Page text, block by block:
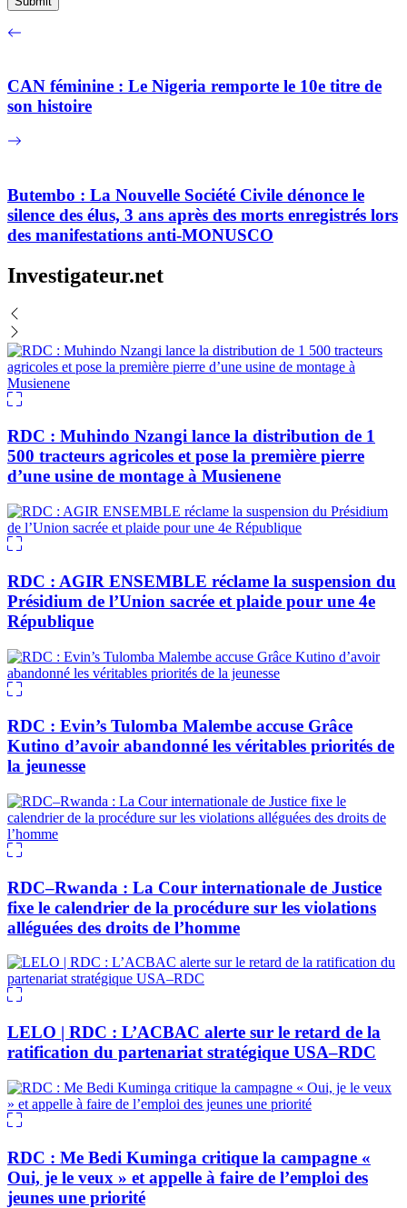
CAN féminine : Le Nigeria remporte le 10e titre de
son histoire
Butembo : La Nouvelle Société Civile dénonce le
silence des élus, 3 ans après des morts enregistrés lors
des manifestations anti-MONUSCO
Investigateur.net
RDC : Muhindo Nzangi lance la distribution de 1
500 tracteurs agricoles et pose la première pierre
d’une usine de montage à Musienene
RDC : AGIR ENSEMBLE réclame la suspension du
Présidium de l’Union sacrée et plaide pour une 4e
République
RDC : Evin’s Tulomba Malembe accuse Grâce
Kutino d’avoir abandonné les véritables priorités de
la jeunesse
RDC–Rwanda : La Cour internationale de Justice
fixe le calendrier de la procédure sur les violations
alléguées des droits de l’homme
LELO | RDC : L’ACBAC alerte sur le retard de la
ratification du partenariat stratégique USA–RDC
RDC : Me Bedi Kuminga critique la campagne «
Oui, je le veux » et appelle à faire de l’emploi des
jeunes une priorité